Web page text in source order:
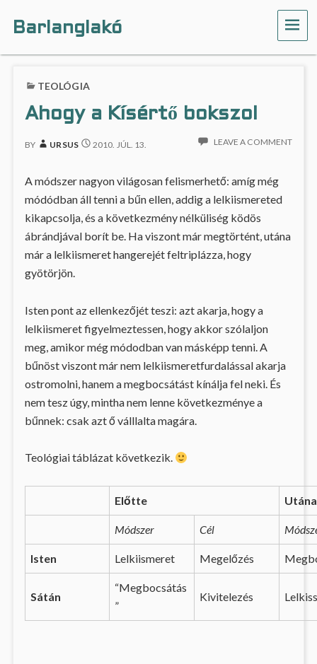
Barlanglakó
TEOLÓGIA
Ahogy a Kísértő bokszol
BY URSUS 2010. JÚL. 13. LEAVE A COMMENT
A módszer nagyon világosan felismerhető: amíg még
módódban áll tenni a bűn ellen, addig a lelkiismereted
kikapcsolja, és a következmény nélküliség ködös
ábrándjával borít be. Ha viszont már megtörtént, utána
már a lelkiismeret hangerejét feltriplázza, hogy
gyötörjön.
Isten pont az ellenkezőjét teszi: azt akarja, hogy a
lelkiismeret figyelmeztessen, hogy akkor szólaljon
meg, amikor még módodban van másképp tenni. A
bűnöst viszont már nem lelkiismeretfurdalással akarja
ostromolni, hanem a megbocsátást kínálja fel neki. És
nem tesz úgy, mintha nem lenne következménye a
bűnnek: csak azt ő válllalta magára.
Teológiai táblázat következik.
Előtte Utána
Módszer Cél
Isten Lelkiismeret Megelőzés
Sátán
“Megbocsátás
”
Kivitelezés